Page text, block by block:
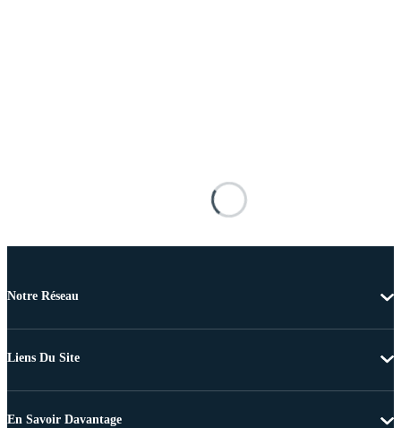
Notre Réseau
Liens Du Site
En Savoir Davantage